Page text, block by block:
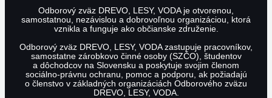
Odborový zväz DREVO, LESY, VODA je otvorenou,
samostatnou, nezávislou a dobrovoľnou organizáciou, ktorá
vznikla a funguje ako občianske združenie.
Odborový zväz DREVO, LESY, VODA zastupuje pracovníkov,
samostatne zárobkovo činné osoby (SZČO), študentov
a dôchodcov na Slovensku a poskytuje svojim členom
sociálno-právnu ochranu, pomoc a podporu, ak požiadajú
o členstvo v základných organizáciách Odborového zväzu
DREVO, LESY, VODA.